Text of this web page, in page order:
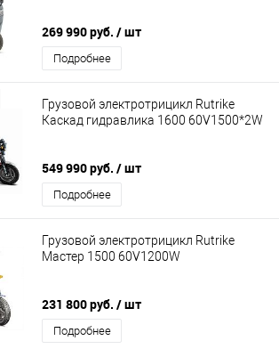
269 990 руб. / шт
Подробнее
Грузовой электротрицикл Rutrike
Каскад гидравлика 1600 60V1500*2W
549 990 руб. / шт
Подробнее
Грузовой электротрицикл Rutrike
Мастер 1500 60V1200W
231 800 руб. / шт
Подробнее